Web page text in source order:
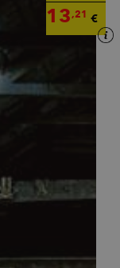
13,21 €